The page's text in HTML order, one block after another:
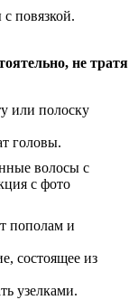
не тратя
или полоску
головы.
пополам и
состоящее из
узелками.